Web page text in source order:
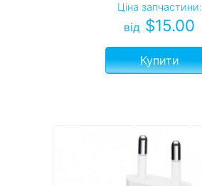
Ціна запчастини:
від $15.00
Купити